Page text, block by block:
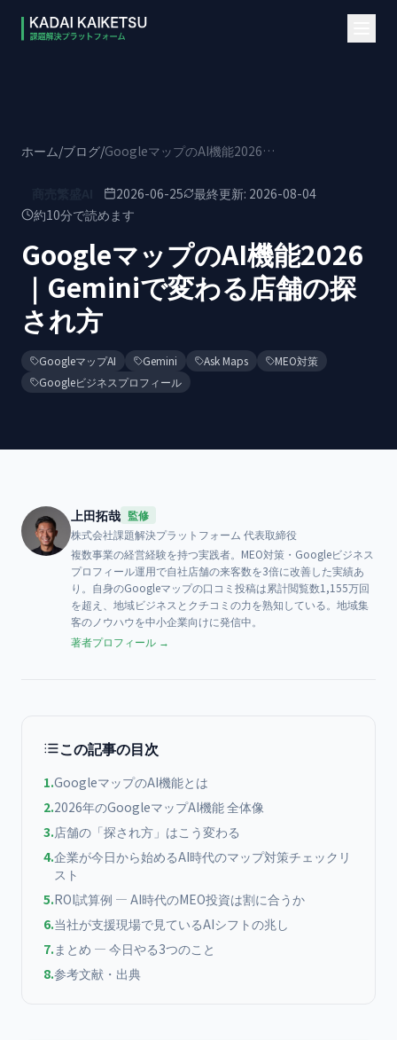
ホーム/ブログ/ GoogleマップのAI機能2026｜Geminiで変わる店舗の探され方
2026-06-25 最終更新: 2026-08-04
約10分で読めます
GoogleマップのAI機能2026
｜Geminiで変わる店舗の探
され方
GoogleマップAI Gemini Ask Maps
MEO対策
Googleビジネスプロフィール
上田拓哉 監修
株式会社課題解決プラットフォーム 代表取締役
複数事業の経営経験を持つ実践者。MEO対策・Googleビジネス
プロフィール運用で自社店舗の来客数を3倍に改善した実績あ
り。自身のGoogleマップの口コミ投稿は累計閲覧数1,155万回
を超え、地域ビジネスとクチコミの力を熟知している。地域集
客のノウハウを中小企業向けに発信中。
著者プロフィール →
この記事の目次
1.GoogleマップのAI機能とは
2.2026年のGoogleマップAI機能 全体像
3.店舗の「探され方」はこう変わる
4.企業が今日から始めるAI時代のマップ対策チェックリ
スト
5.ROI試算例 — AI時代のMEO投資は割に合うか
6.当社が支援現場で見ているAIシフトの兆し
7.まとめ — 今日やる3つのこと
8.参考文献・出典